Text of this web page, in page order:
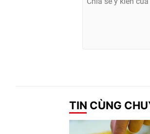
TIN CÙNG